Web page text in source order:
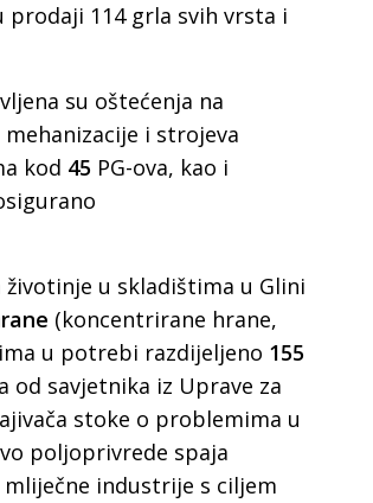
prodaji 114 grla svih vrsta i
su oštećenja na
mehanizacije i strojeva
kod 45 PG-ova, kao i
u skladištima u Glini
(koncentrirane hrane,
u potrebi razdijeljeno 155
od savjetnika iz Uprave za
stoke o problemima u
poljoprivrede spaja
industrije s ciljem